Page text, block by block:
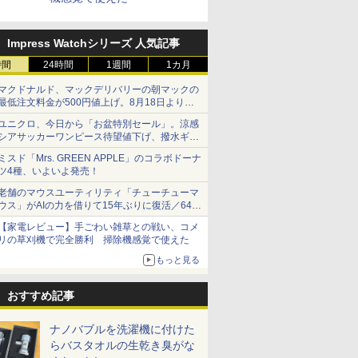
Impress Watchシリーズ 人気記事
24時間 1週間 1カ月
クドナルド、マックデリバリーの朝マックの
低注文料金が500円値上げ。8月18日より
円から受付
ニクロ、今日から「お盆特別セール」。涼感
アサッカーワンピース待望値下げ、撥水ギア
ョーツは1990円に
スド「Mrs. GREEN APPLE」のコラボドーナ
4種、いよいよ発売！
舗のマウスユーティリティ「チューチューマ
ス」がAIの力を借りて15年ぶりに復活／64bit
、Windows 10/11、「Chrome」も走り回
。復活記念で2026年末まで500円
家電レビュー】手ごわい雑草との戦い、コメ
の草刈機で完全勝利 掃除機感覚で使えた
もっと見る
おすすめ記事
ナノバブルを洗濯機に付けた
らバスタオルの生乾き臭がな